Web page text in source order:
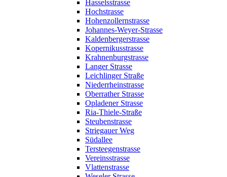
Hasselsstrasse
Hochstrasse
Hohenzollernstrasse
Johannes-Weyer-Strasse
Kaldenbergerstrasse
Kopernikusstrasse
Krahnenburgstrasse
Langer Strasse
Leichlinger Straße
Niederrheinstrasse
Oberrather Strasse
Opladener Strasse
Ria-Thiele-Straße
Steubenstrasse
Striegauer Weg
Südallee
Tersteegenstrasse
Vereinsstrasse
Vlattenstrasse